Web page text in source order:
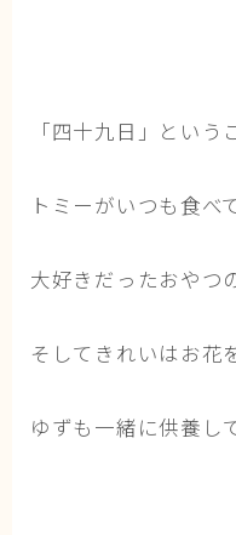
「四十九日」という
トミーがいつも食べ
大好きだったおやつ
そしてきれいはお花
ゆずも一緒に供養し